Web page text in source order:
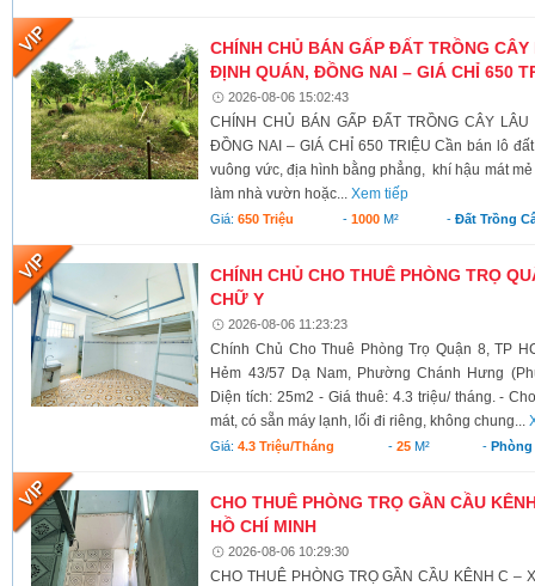
CHÍNH CHỦ BÁN GẤP ĐẤT TRỒNG
ĐỊNH QUÁN, ĐỒNG NAI – GIÁ CHỈ 650
2026-08-06 15:02:43
CHÍNH CHỦ BÁN GẤP ĐẤT TRỒNG CÂY LÂU
ĐỒNG NAI – GIÁ CHỈ 650 TRIỆU Cần bán lô
vuông vức, địa hình bằng phẳng, khí hậu mát
làm nhà vườn hoặc...Xem tiếp
Giá:650 Triệu - 1000M² -Đất Trồng
CHÍNH CHỦ CHO THUÊ PHÒNG TRỌ
CHỮ Y
2026-08-06 11:23:23
Chính Chủ Cho Thuê Phòng Trọ Quận 8, TP
Hẻm 43/57 Dạ Nam, Phường Chánh Hưng
Diện tích: 25m2 - Giá thuê: 4.3 triệu/ tháng. -
mát, có sẵn máy lạnh, lối đi riêng, không chung...
Giá:4.3 Triệu/tháng - 25M² -Phòng
CHO THUÊ PHÒNG TRỌ GẦN CẦU
HỒ CHÍ MINH
2026-08-06 10:29:30
CHO THUÊ PHÒNG TRỌ GẦN CẦU KÊNH C –